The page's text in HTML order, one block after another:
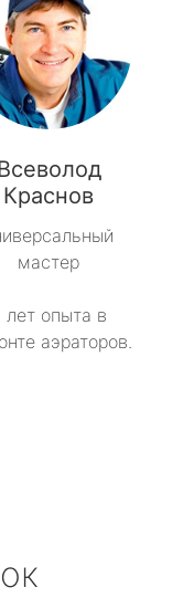
Краснов
мастер
лет опыта в
аэраторов.